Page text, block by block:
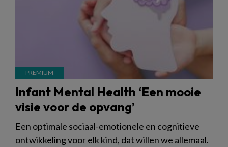
Infant Mental Health ‘Een mooie
visie voor de opvang’
Een optimale sociaal-emotionele en cognitieve
ontwikkeling voor elk kind, dat willen we allemaal.